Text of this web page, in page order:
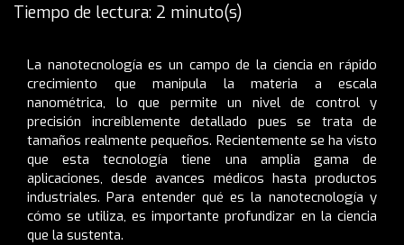
Tiempo de lectura: 2 minuto(s)
La nanotecnología es un campo de la ciencia en rápido
crecimiento que manipula la materia a escala
nanométrica, lo que permite un nivel de control y
precisión increíblemente detallado pues se trata de
tamaños realmente pequeños. Recientemente se ha visto
que esta tecnología tiene una amplia gama de
aplicaciones, desde avances médicos hasta productos
industriales. Para entender qué es la nanotecnología y
cómo se utiliza, es importante profundizar en la ciencia
que la sustenta.